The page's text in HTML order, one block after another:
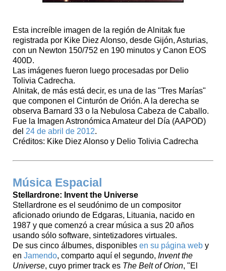
Esta increíble imagen de la región de Alnitak fue
registrada por Kike Diez Alonso, desde Gijón, Asturias,
con un Newton 150/752 en 190 minutos y Canon EOS
400D.
Las imágenes fueron luego procesadas por Delio
Tolivia Cadrecha.
Alnitak, de más está decir, es una de las "Tres Marías"
que componen el Cinturón de Orión. A la derecha se
observa Barnard 33 o la Nebulosa Cabeza de Caballo.
Fue la Imagen Astronómica Amateur del Día (AAPOD)
del 24 de abril de 2012.
Créditos: Kike Diez Alonso y Delio Tolivia Cadrecha
Música Espacial
Stellardrone: Invent the Universe
Stellardrone es el seudónimo de un compositor
aficionado oriundo de Edgaras, Lituania, nacido en
1987 y que comenzó a crear música a sus 20 años
usando sólo software, sintetizadores virtuales.
De sus cinco álbumes, disponibles en su página web y
en Jamendo, comparto aquí el segundo, Invent the
Universe, cuyo primer track es The Belt of Orion, "El